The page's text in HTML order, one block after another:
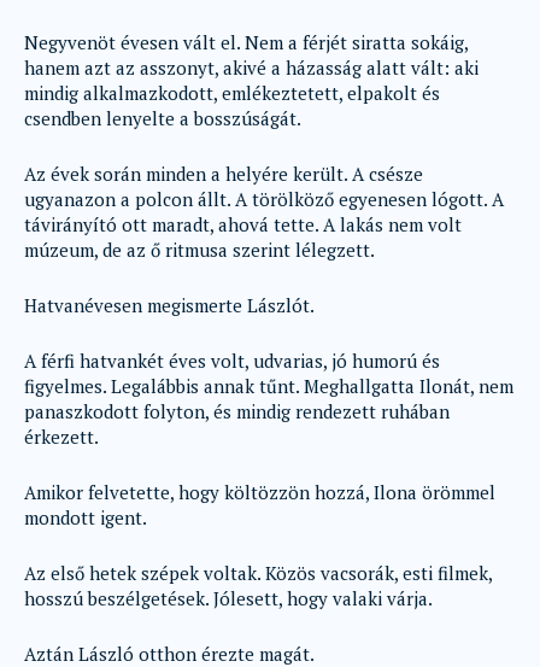
Negyvenöt évesen vált el. Nem a férjét siratta sokáig,
hanem azt az asszonyt, akivé a házasság alatt vált: aki
mindig alkalmazkodott, emlékeztetett, elpakolt és
csendben lenyelte a bosszúságát.
Az évek során minden a helyére került. A csésze
ugyanazon a polcon állt. A törölköző egyenesen lógott. A
távirányító ott maradt, ahová tette. A lakás nem volt
múzeum, de az ő ritmusa szerint lélegzett.
Hatvanévesen megismerte Lászlót.
A férfi hatvankét éves volt, udvarias, jó humorú és
figyelmes. Legalábbis annak tűnt. Meghallgatta Ilonát, nem
panaszkodott folyton, és mindig rendezett ruhában
érkezett.
Amikor felvetette, hogy költözzön hozzá, Ilona örömmel
mondott igent.
Az első hetek szépek voltak. Közös vacsorák, esti filmek,
hosszú beszélgetések. Jólesett, hogy valaki várja.
Aztán László otthon érezte magát.